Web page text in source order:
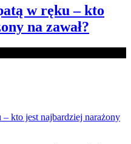
w ręku – kto
na zawał?